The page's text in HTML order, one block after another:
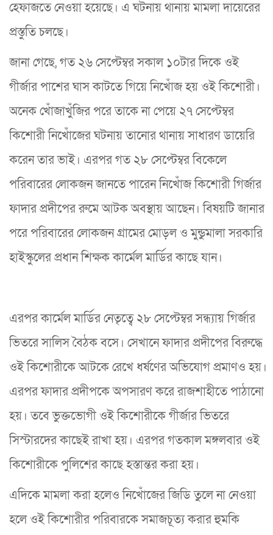
হেফাজতে নেওয়া হয়েছে। এ ঘটনায় থানায় মামলা দায়েরের
প্রস্তুতি চলছে।
জানা গেছে, গত ২৬ সেপ্টেম্বর সকাল ১০টার দিকে ওই
গীর্জার পাশের ঘাস কাটতে গিয়ে নিখোঁজ হয় ওই কিশোরী।
অনেক খোঁজাখুঁজির পরে তাকে না পেয়ে ২৭ সেপ্টেম্বর
কিশোরী নিখোঁজের ঘটনায় তানোর থানায় সাধারণ ডায়েরি
করেন তার ভাই। এরপর গত ২৮ সেপ্টেম্বর বিকেলে
পরিবারের লোকজন জানতে পারেন নিখোঁজ কিশোরী গির্জার
ফাদার প্রদীপের রুমে আটক অবস্থায় আছেন। বিষয়টি জানার
পরে পরিবারের লোকজন গ্রামের মোড়ল ও মুন্ডুমালা সরকারি
হাইস্কুলের প্রধান শিক্ষক কার্মেল মার্ডির কাছে যান।
এরপর কার্মেল মার্ডির নেতৃত্বে ২৮ সেপ্টেম্বর সন্ধ্যায় গির্জার
ভিতরে সালিস বৈঠক বসে। সেখানে ফাদার প্রদীপের বিরুদ্ধে
ওই কিশোরীকে আটকে রেখে ধর্ষণের অভিযোগ প্রমাণও হয়।
এরপর ফাদার প্রদীপকে অপসারণ করে রাজশাহীতে পাঠানো
হয়। তবে ভুক্তভোগী ওই কিশোরীকে গীর্জার ভিতরে
সিস্টারদের কাছেই রাখা হয়। এরপর গতকাল মঙ্গলবার ওই
কিশোরীকে পুলিশের কাছে হস্তান্তর করা হয়।
এদিকে মামলা করা হলেও নিখোঁজের জিডি তুলে না নেওয়া
হলে ওই কিশোরীর পরিবারকে সমাজচূত্য করার হুমকি